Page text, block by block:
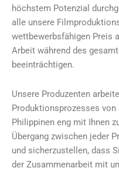
höchstem Potenzial
alle unsere
wettbewerbsfähigen Preis
Arbeit während des
beeinträchtigen.
Unsere Produzenten
Produktionsprozesses von
Philippinen eng mit Ihnen
Übergang zwischen jeder
und sicherzustellen, dass
der Zusammenarbeit mit